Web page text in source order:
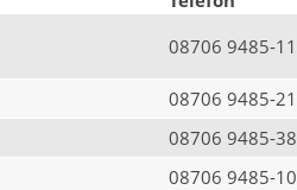
08706 9485-11
08706 9485-21
08706 9485-38
08706 9485-10